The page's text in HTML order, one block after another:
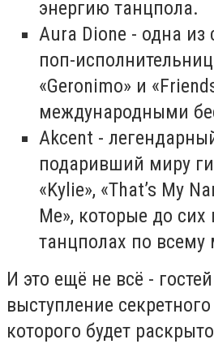
энергию танцпола.
Aura Dione - одна
поп-
«Geronimo» и
международными
Akcent -
подаривший миру
«Kylie», «That’s My
Me», которые до сих
танцполах по всему
И это ещё не всё -
выступление
которого будет